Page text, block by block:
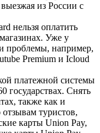
из России с
нельзя оплатить
Уже у
проблемы, например,
Premium и Icloud
платежной системы
государствах. Снять
также как и
туристов,
карты Union Pay,